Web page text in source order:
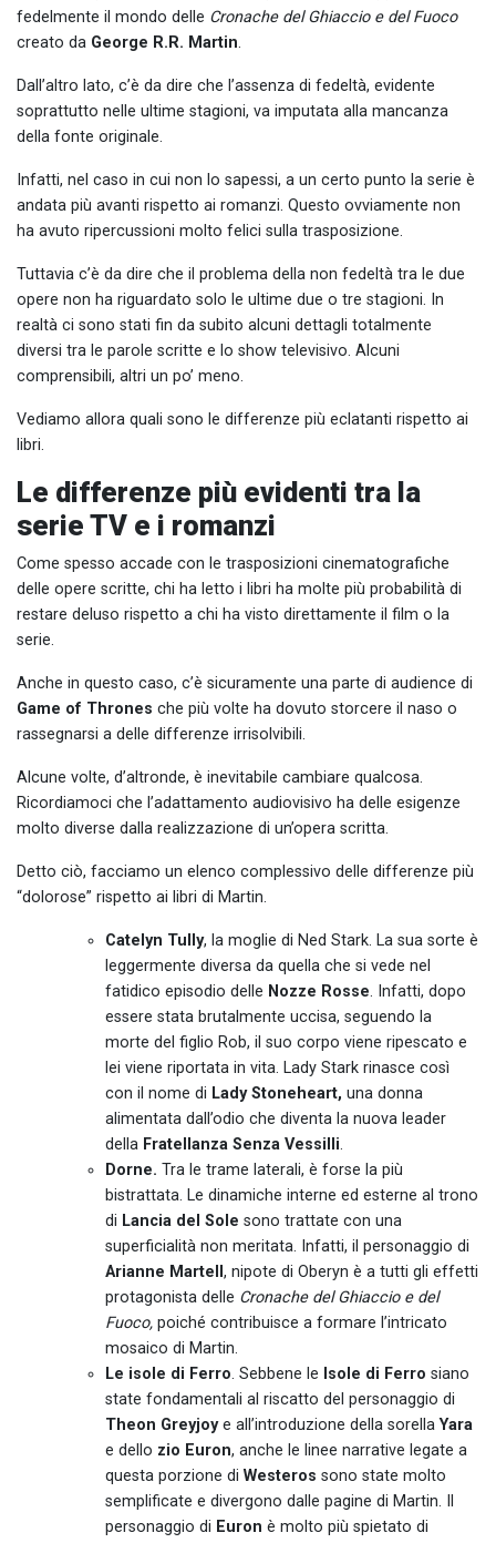
fedelmente il mondo delle Cronache del Ghiaccio e del Fuoco
creato da George R.R. Martin.
Dall’altro lato, c’è da dire che l’assenza di fedeltà, evidente
soprattutto nelle ultime stagioni, va imputata alla mancanza
della fonte originale.
Infatti, nel caso in cui non lo sapessi, a un certo punto la serie è
andata più avanti rispetto ai romanzi. Questo ovviamente non
ha avuto ripercussioni molto felici sulla trasposizione.
Tuttavia c’è da dire che il problema della non fedeltà tra le due
opere non ha riguardato solo le ultime due o tre stagioni. In
realtà ci sono stati fin da subito alcuni dettagli totalmente
diversi tra le parole scritte e lo show televisivo. Alcuni
comprensibili, altri un po’ meno.
Vediamo allora quali sono le differenze più eclatanti rispetto ai
libri.
Le differenze più evidenti tra la
serie TV e i romanzi
Come spesso accade con le trasposizioni cinematografiche
delle opere scritte, chi ha letto i libri ha molte più probabilità di
restare deluso rispetto a chi ha visto direttamente il film o la
serie.
Anche in questo caso, c’è sicuramente una parte di audience di
Game of Thrones che più volte ha dovuto storcere il naso o
rassegnarsi a delle differenze irrisolvibili.
Alcune volte, d’altronde, è inevitabile cambiare qualcosa.
Ricordiamoci che l’adattamento audiovisivo ha delle esigenze
molto diverse dalla realizzazione di un’opera scritta.
Detto ciò, facciamo un elenco complessivo delle differenze più
“dolorose” rispetto ai libri di Martin.
Catelyn Tully, la moglie di Ned Stark. La sua sorte è
leggermente diversa da quella che si vede nel
fatidico episodio delle Nozze Rosse. Infatti, dopo
essere stata brutalmente uccisa, seguendo la
morte del figlio Rob, il suo corpo viene ripescato e
lei viene riportata in vita. Lady Stark rinasce così
con il nome di Lady Stoneheart, una donna
alimentata dall’odio che diventa la nuova leader
della Fratellanza Senza Vessilli.
Dorne. Tra le trame laterali, è forse la più
bistrattata. Le dinamiche interne ed esterne al trono
di Lancia del Sole sono trattate con una
superficialità non meritata. Infatti, il personaggio di
Arianne Martell , nipote di Oberyn è a tutti gli effetti
protagonista delle Cronache del Ghiaccio e del
Fuoco, poiché contribuisce a formare l’intricato
mosaico di Martin.
Le isole di Ferro. Sebbene le Isole di Ferro siano
state fondamentali al riscatto del personaggio di
Theon Greyjoye all’introduzione della sorellaYara
e dello zio Euron, anche le linee narrative legate a
questa porzione di Westeros sono state molto
semplificate e divergono dalle pagine di Martin. Il
personaggio di Euron è molto più spietato di